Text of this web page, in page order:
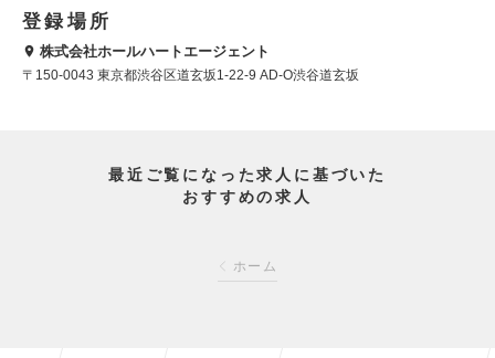
登録場所
株式会社ホールハートエージェント
〒150-0043 東京都渋谷区道玄坂1-22-9 AD-O渋谷道玄坂
最近ご覧になった求人に基づいた
おすすめの求人
ホーム